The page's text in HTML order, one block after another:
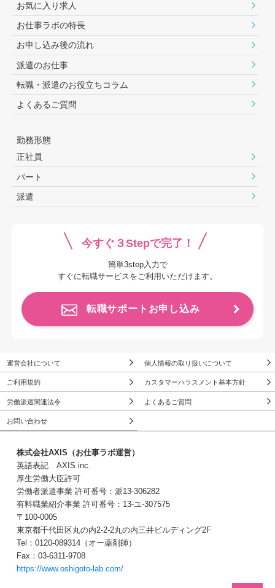
お気に入り求人
お仕事ラボの特長
お申し込み後の流れ
派遣のお仕事
転職・派遣のお役⽴ちコラム
よくあるご質問
勤務形態
正社員
パート
派遣
今すぐ３Stepで完了！
簡単3step入力で
すぐに転職サービスをご利用いただけます。
転職サポートお申し込み
運営会社について 個人情報の取り扱いについて
ご利用規約 カスタマーハラスメント基本方針
労働派遣関連法令 よくあるご質問
お問い合わせ
株式会社AXIS（お仕事ラボ運営）
英語表記 AXIS inc.
厚生労働大臣許可
労働者派遣事業 許可番号：派13-306282
有料職業紹介事業 許可番号：13-ユ-307575
〒100-0005
東京都千代田区丸の内2-2-2丸の内三井ビルディング2F
Tel：0120-089314（オー薬剤師）
Fax：03-6311-9708
https://www.oshigoto-lab.com/